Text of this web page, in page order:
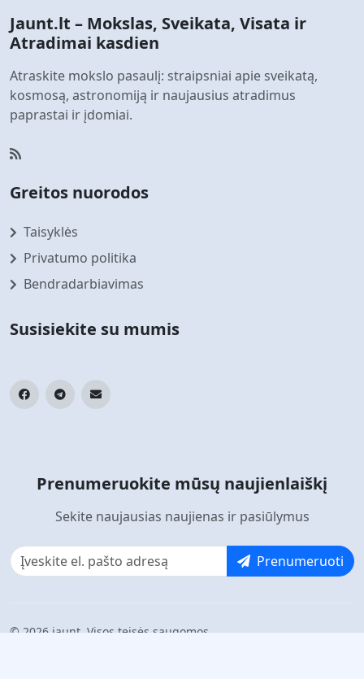
Jaunt.lt – Mokslas, Sveikata, Visata ir
Atradimai kasdien
Atraskite mokslo pasaulį: straipsniai apie sveikatą,
kosmosą, astronomiją ir naujausius atradimus
paprastai ir įdomiai.
Greitos nuorodos
Taisyklės
Privatumo politika
Bendradarbiavimas
Susisiekite su mumis
Prenumeruokite mūsų naujienlaiškį
Sekite naujausias naujienas ir pasiūlymus
Prenumeruoti
© 2026 jaunt. Visos teisės saugomos.